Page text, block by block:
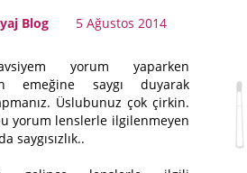
Blog
5 Ağustos 2014
yorum yaparken
emeğine saygı duyarak
Üslubunuz çok çirkin.
yorum lenslerle ilgilenmeyen
saygısızlık..